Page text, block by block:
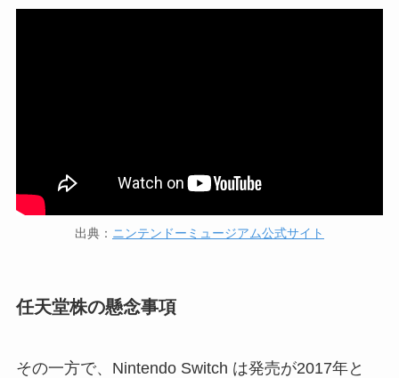
出典： ニンテンドーミュージアム公式サイト
任天堂株の懸念事項
その一方で、Nintendo Switch は発売が2017年と